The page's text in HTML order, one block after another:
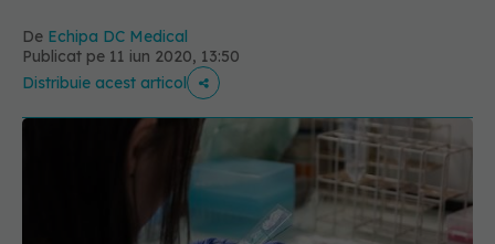
De Echipa DC Medical
Publicat pe 11 iun 2020, 13:50
Distribuie acest articol